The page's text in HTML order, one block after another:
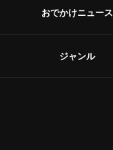
おでかけニュース
ジャンル